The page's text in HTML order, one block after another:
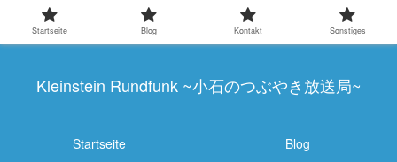
Kleinstein Rundfunk ~小石のつぶやき放送局~
Startseite
Blog
Startseite Blog Kontakt Sonstiges